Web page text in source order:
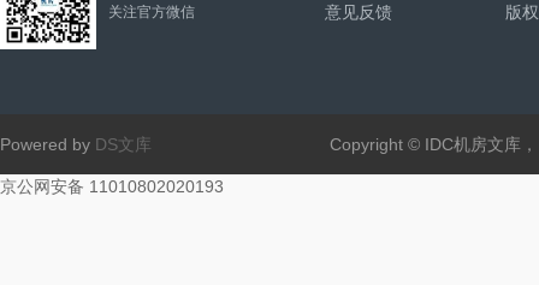
关注官方微信
意见反馈
版
Powered by DS文库 Copyright © IDC机房文库
京公网安备 11010802020193